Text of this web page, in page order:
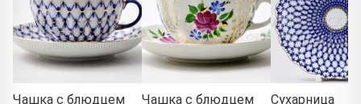
Чашка с блюдцем
Чашка с блюдцем
Сухарница